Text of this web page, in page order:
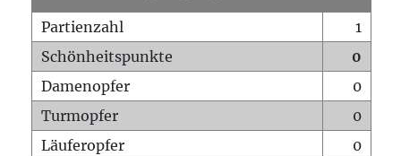
Partienzahl
1
Schönheitspunkte
0
Damenopfer
0
Turmopfer
0
Läuferopfer
0